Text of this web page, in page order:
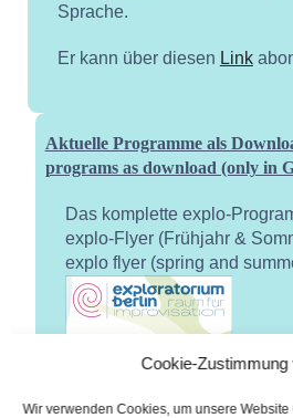
Cookie-Zustimmung
Wir verwenden Cookies, um unsere
Sprache.
Er kann über diesen Link
Aktuelle Programme als
programs as download (only in
Das komplette explo-
explo-Flyer (Frühjahr &
explo flyer (spring and